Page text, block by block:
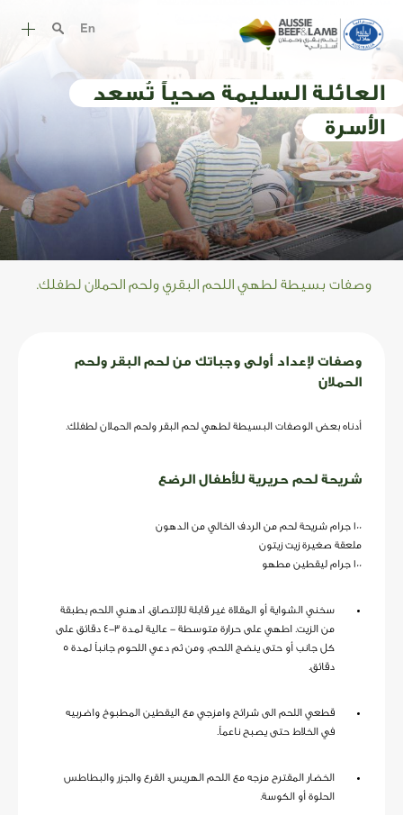
En
قصة اللحم الأسترالي
أروع وصفات اللحم الأسترالي
طرق الطهي
قطع اللحم
التغذية
الحلال الاسترالي
الموارد
العائلة السليمة صحياً تُسعد
الأسرة
وصفات بسيطة لطهي اللحم البقري ولحم الحملان لطفلك.
وصفات لإعداد أولى وجباتك من لحم البقر ولحم
الحملان
أدناه بعض الوصفات البسيطة لطهي لحم البقر ولحم الحملان لطفلك.
شريحة لحم حريرية للأطفال الرضع
100 جرام شريحة لحم من الردف الخالي من الدهون
ملعقة صغيرة زيت زيتون
100 جرام ليقطين مطهو
سخني الشواية أو المقلاة غير قابلة للإلتصاق. ادهني اللحم بطبقة
من الزيت. اطهي على حرارة متوسطة - عالية لمدة 3-4 دقائق على
كل جانب أو حتى ينضج اللحم، ومن ثم دعي اللحوم جانباً لمدة 5
دقائق.
قطعي اللحم الى شرائح وامزجي مع اليقطين المطبوخ واضربيه
في الخلاط حتى يصبح ناعماً.
الخضار المقترح مزجه مع اللحم الهريس: القرع والجزر والبطاطس
الحلوة أو الكوسة.